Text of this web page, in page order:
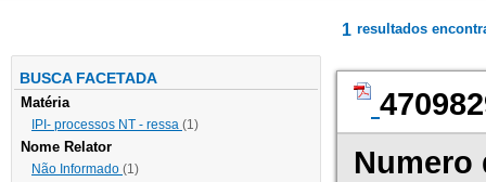
BUSCA FACETADA
Matéria
IPI- processos NT - ressa (1)
Nome Relator
Não Informado (1)
1 resultados
Numero